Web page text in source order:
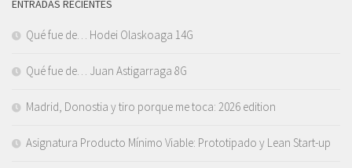
ENTRADAS RECIENTES
Qué fue de… Hodei Olaskoaga 14G
Qué fue de… Juan Astigarraga 8G
Madrid, Donostia y tiro porque me toca: 2026 edition
Asignatura Producto Mínimo Viable: Prototipado y Lean Start-up